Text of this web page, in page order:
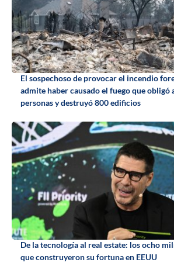
El sospechoso de provocar el incendio
admite haber causado el fuego que obligó
personas y destruyó 800 edificios
De la tecnología al real estate: los ocho
que construyeron su fortuna en EEUU